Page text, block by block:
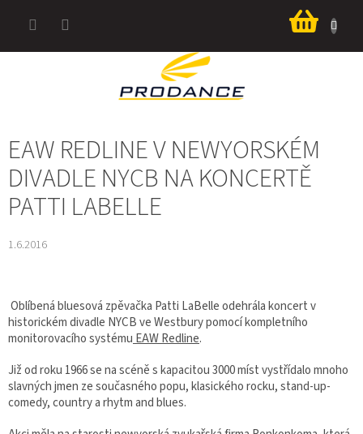
košík
EAW REDLINE V NEWYORSKÉM
DIVADLE NYCB NA KONCERTĚ
PATTI LABELLE
1.6.2016
Oblíbená bluesová zpěvačka Patti LaBelle odehrála koncert v
historickém divadle NYCB ve Westbury pomocí kompletního
monitorovacího systému EAW Redline.
Již od roku 1966 se na scéně s kapacitou 3000 míst vystřídalo mnoho
slavných jmen ze současného popu, klasického rocku, stand-up-
comedy, country a rhytm and blues.